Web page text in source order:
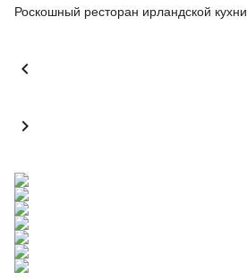
Роскошный ресторан ирландской кухни.

